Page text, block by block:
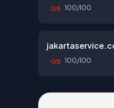
GB 100/100
GB 100/100